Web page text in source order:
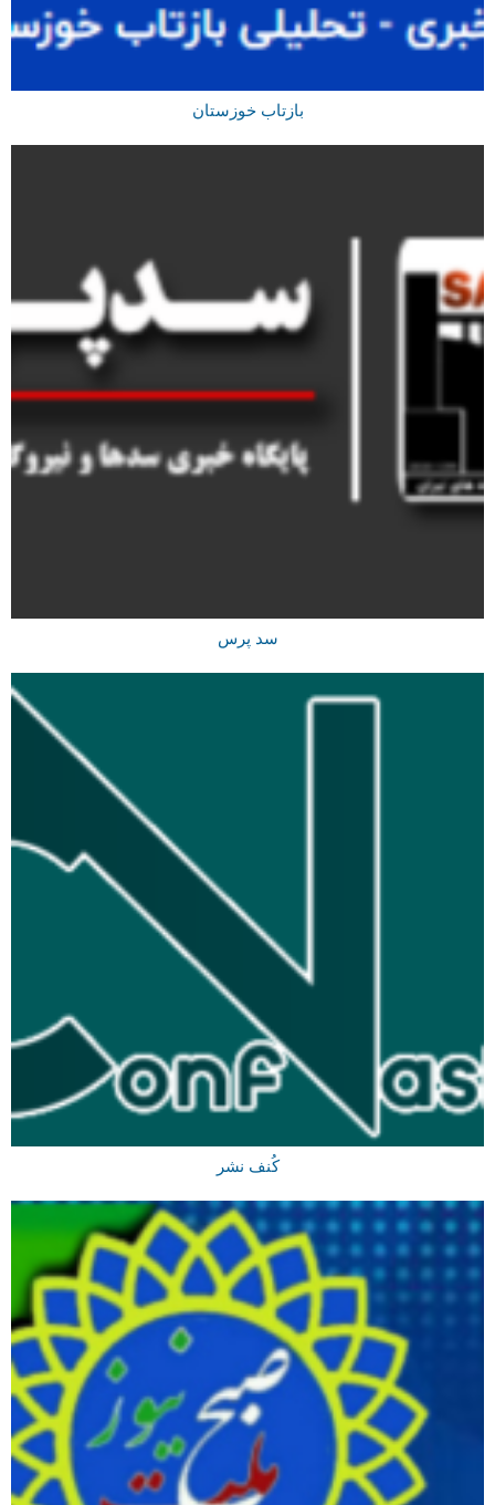
بازتاب خوزستان
سد پرس
کُنف نشر